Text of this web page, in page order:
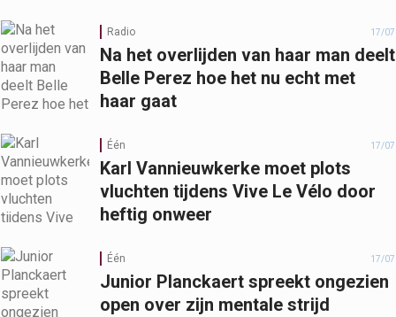
Radio 17/07
Na het overlijden van haar man deelt
Belle Perez hoe het nu echt met
haar gaat
Één 17/07
Karl Vannieuwkerke moet plots
vluchten tijdens Vive Le Vélo door
heftig onweer
Één 17/07
Junior Planckaert spreekt ongezien
open over zijn mentale strijd